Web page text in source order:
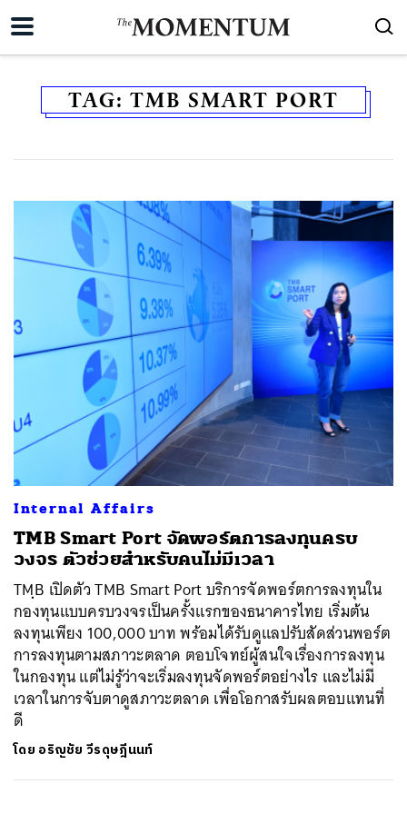
TAG: TMB SMART PORT
Internal Affairs
TMB Smart Port จัดพอร์ตการลงทุนครบ
วงจร ตัวช่วยสำหรับคนไม่มีเวลา
TMฺB เปิดตัว TMB Smart Port บริการจัดพอร์ตการลงทุนใน
กองทุนแบบครบวงจรเป็นครั้งแรกของธนาคารไทย เริ่มต้น
ลงทุนเพียง 100,000 บาท พร้อมได้รับดูแลปรับสัดส่วนพอร์ต
การลงทุนตามสภาวะตลาด ตอบโจทย์ผู้สนใจเรื่องการลงทุน
ในกองทุน แต่ไม่รู้ว่าจะเริ่มลงทุนจัดพอร์ตอย่างไร และไม่มี
เวลาในการจับตาดูสภาวะตลาด เพื่อโอกาสรับผลตอบแทนที่
ดี
โดย อริญชัย วีรดุษฎีนนท์
SHARE TWEET